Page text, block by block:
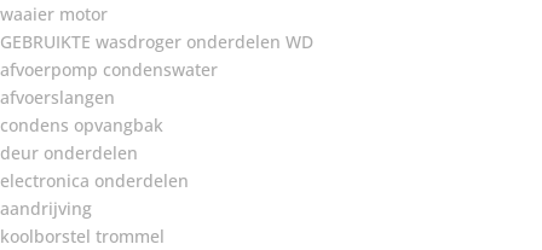
waaier motor
GEBRUIKTE wasdroger onderdelen WD
afvoerpomp condenswater
afvoerslangen
condens opvangbak
deur onderdelen
electronica onderdelen
aandrijving
koolborstel trommel